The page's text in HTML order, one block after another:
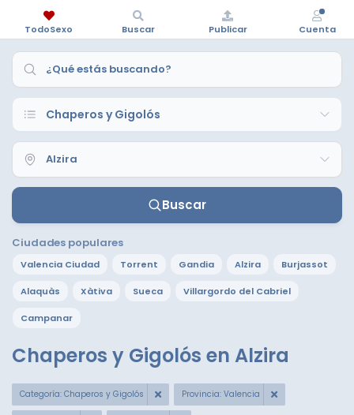
Buscar
Ciudades populares
Valencia Ciudad Torrent Gandia Alzira Burjassot
Alaquàs Xàtiva Sueca Villargordo del Cabriel
Campanar
Chaperos y Gigolós en Alzira
Categoría: Chaperos y Gigolós Provincia: Valencia
TodoSexo Buscar Publicar Cuenta